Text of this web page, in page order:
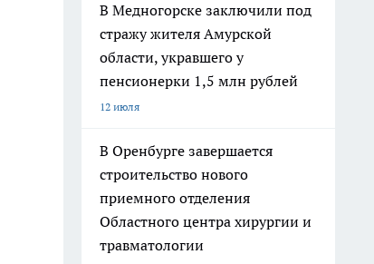
В Медногорске заключили под
стражу жителя Амурской
области, укравшего у
пенсионерки 1,5 млн рублей
12 июля
В Оренбурге завершается
строительство нового
приемного отделения
Областного центра хирургии и
травматологии